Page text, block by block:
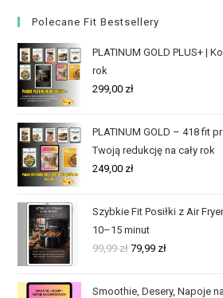
Polecane Fit Bestsellery
PLATINUM GOLD PLUS+ |
rok
299,00 zł
PLATINUM GOLD – 418 fit
Twoją redukcję na cały rok
249,00 zł
Szybkie Fit Posiłki z Air
10–15 minut
99,99zł 79,99 zł
Smoothie, Desery, Napoje